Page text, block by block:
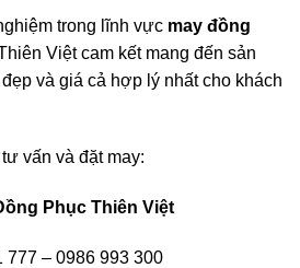
trong lĩnh vực may đồng
Việt cam kết mang đến sản
và giá cả hợp lý nhất cho khách
vấn và đặt may:
Phục Thiên Việt
777 – 0986 993 300